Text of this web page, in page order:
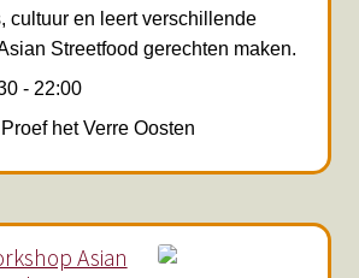
cultuur en leert verschillende
Streetfood gerechten maken.
- 22:00
het Verre Oosten
Asian